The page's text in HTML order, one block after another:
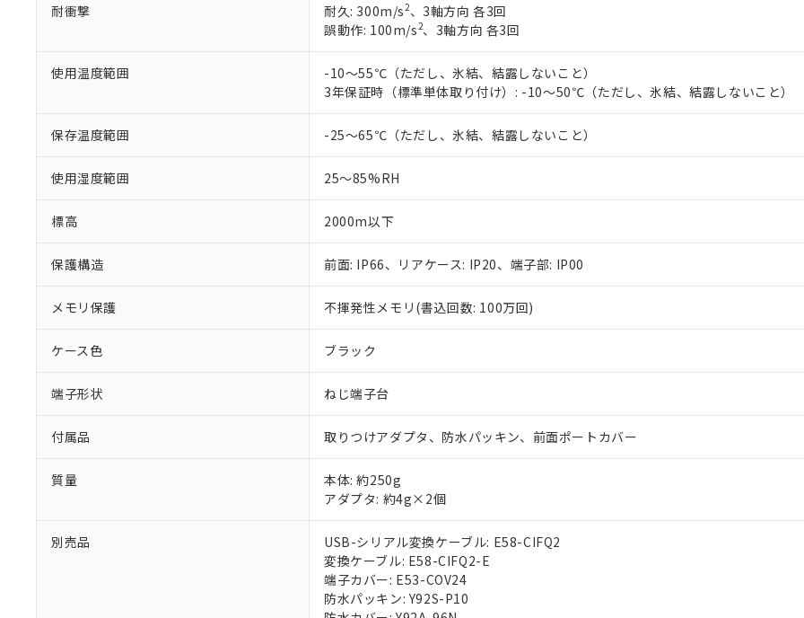
耐衝撃 耐久: 300m/s2、3軸方向 各3回
誤動作: 100m/s2、3軸方向 各3回
使用温度範囲
-10～55℃（ただし、氷結、結露しないこと）
3年保証時（標準単体取り付け）: -10～50℃（ただし、氷結、結露しないこと）
保存温度範囲 -25～65℃（ただし、氷結、結露しないこと）
使用湿度範囲 25～85%RH
標高 2000m以下
保護構造 前面: IP66、リアケース: IP20、端子部: IP00
メモリ保護 不揮発性メモリ(書込回数: 100万回)
ケース色 ブラック
端子形状 ねじ端子台
付属品 取りつけアダプタ、防水パッキン、前面ポートカバー
質量
本体: 約250g
アダプタ: 約4g×2個
別売品
USB-シリアル変換ケーブル: E58-CIFQ2
変換ケーブル: E58-CIFQ2-E
端子カバー: E53-COV24
防水パッキン: Y92S-P10